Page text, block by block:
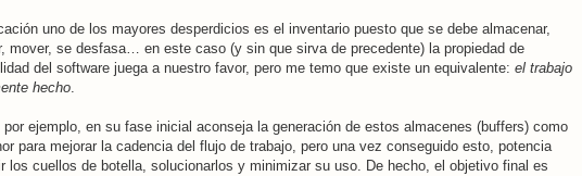
uno de los mayores desperdicios es el inventario puesto que se debe almacenar,
mover, se desfasa… en este caso (y sin que sirva de precedente) la propiedad de
del software juega a nuestro favor, pero me temo que existe un equivalente: el trabajo
hecho.
por ejemplo, en su fase inicial aconseja la generación de estos almacenes (buffers) como
para mejorar la cadencia del flujo de trabajo, pero una vez conseguido esto, potencia
los cuellos de botella, solucionarlos y minimizar su uso. De hecho, el objetivo final es